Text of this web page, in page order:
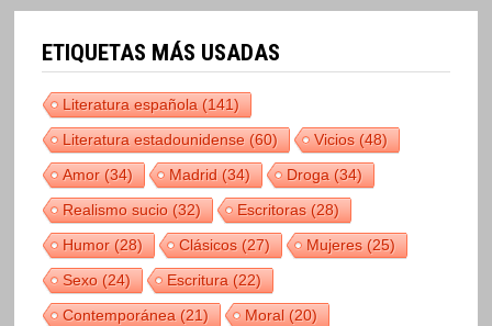
ETIQUETAS MÁS USADAS
Literatura española(141)
Literatura estadounidense(60) Vicios(48)
Amor(34) Madrid(34) Droga(34)
Realismo sucio(32) Escritoras(28)
Humor(28) Clásicos(27) Mujeres(25)
Sexo(24) Escritura(22)
Contemporánea(21) Moral(20)